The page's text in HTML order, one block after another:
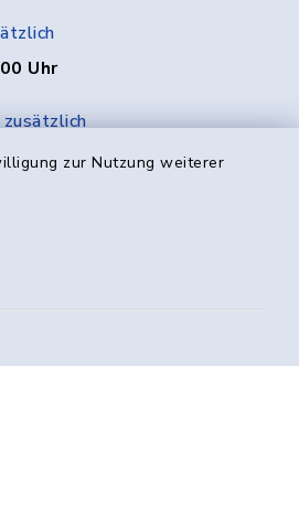
zur Nutzung weiterer
Uhr
Uhr